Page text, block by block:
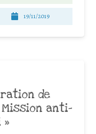
19/11/2019
de
anti-
»